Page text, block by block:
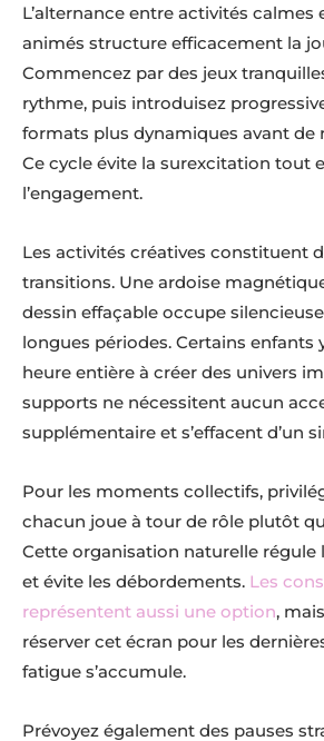
L’alternance entre activités
animés structure efficacement la
Commencez par des jeux
rythme, puis introduisez
formats plus dynamiques avant de
Ce cycle évite la surexcitation tout
l’engagement.
Les activités créatives constituent
transitions. Une ardoise
dessin effaçable occupe
longues périodes. Certains enfants
heure entière à créer des univers
supports ne nécessitent aucun
supplémentaire et s’effacent d’un
Pour les moments collectifs,
chacun joue à tour de rôle plutôt
Cette organisation naturelle régule
et évite les débordements. Les
représentent aussi une option,
réserver cet écran pour les
fatigue s’accumule.
Prévoyez également des pauses